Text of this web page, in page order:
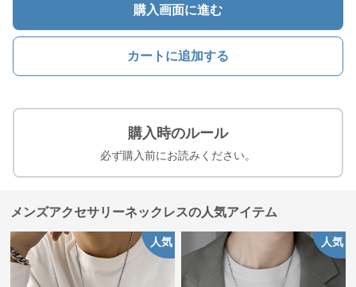
購入画面に進む
カートに追加する
購入時のルール
必ず購入前にお読みください。
メンズアクセサリーネックレスの人気アイテム
人気 人気